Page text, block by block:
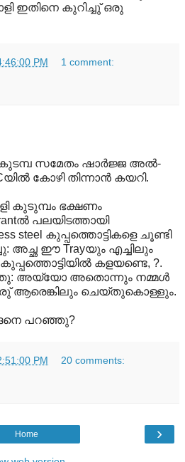
ഇതിനെ കുറിച്ചു് ഒരു
PM 1 comment:
സമേതം ഷാർജ്ജ അൽ-
കോഴി തിന്നാൻ കയറി.
കുടുമ്പം ഭക്ഷണം
പലയിടത്തായി
steel കുപ്പത്തൊട്ടികളെ ചൂണ്ടി
അച്ഛ ഈ Trayയും എച്ചിലും
കളയണ്ടെ, ?.
അയ്യോ അതൊന്നും നമ്മൾ
ആരെങ്കിലും ചെയ്തുകൊള്ളും.
പറഞ്ഞു?
PM 20 comments:
›
Home